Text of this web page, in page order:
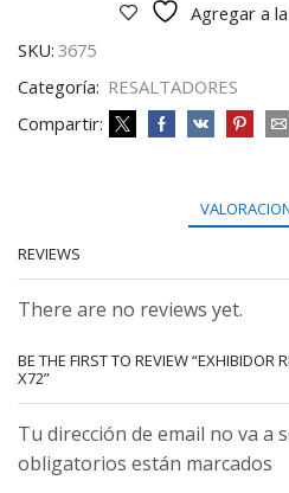
Agregar a
SKU: 3675
Categoría: RESALTADORES
Compartir:
REVIEWS
There are no reviews yet.
BE THE FIRST TO REVIEW “EXHIBIDOR
X72”
Tu dirección de email no va a
obligatorios están marcados